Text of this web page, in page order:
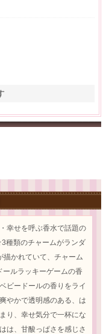
幸せを呼ぶ香水で話題の
種類のチャームがランダ
描かれていて、チャーム
ールラッキーゲームの香
ビードールの香りをライ
やかで透明感のある、は
り、幸せ気分で一杯にな
は、甘酸っぱさを感じさ